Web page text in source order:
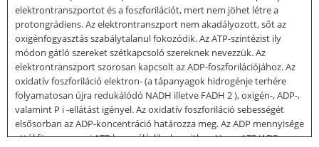
elektrontranszportot és a foszforilációt, mert nem jöhet létre a
protongrádiens. Az elektrontranszport nem akadályozott, sőt az
oxigénfogyasztás szabálytalanul fokozódik. Az ATP-szintézist ily
módon gátló szereket szétkapcsoló szereknek nevezzük. Az
elektrontranszport szorosan kapcsolt az ADP-foszforilációjához. Az
oxidatív foszforiláció elektron- (a tápanyagok hidrogénje terhére
folyamatosan újra redukálódó NADH illetve FADH 2 ), oxigén-, ADP-,
valamint P i -ellátást igényel. Az oxidatív foszforiláció sebességét
elsősorban az ADP-koncentráció határozza meg. Az ADP mennyisége
attól függ, mennyi ATP használódik el a sejtben Ha az ATP/ADP